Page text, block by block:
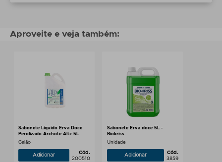
Aproveite e veja também:
Sabonete Líquido Erva Doce
Perolizado Archote Altz 5L
Galão
Adicionar
Cód.
200510
Sabonete Erva doce 5L -
Biokriss
Unidade
Adicionar
Cód.
3859